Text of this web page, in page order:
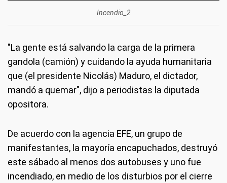
Incendio_2
"La gente está salvando la carga de la primera
gandola (camión) y cuidando la ayuda humanitaria
que (el presidente Nicolás) Maduro, el dictador,
mandó a quemar", dijo a periodistas la diputada
opositora.
De acuerdo con la agencia EFE, un grupo de
manifestantes, la mayoría encapuchados, destruyó
este sábado al menos dos autobuses y uno fue
incendiado, en medio de los disturbios por el cierre